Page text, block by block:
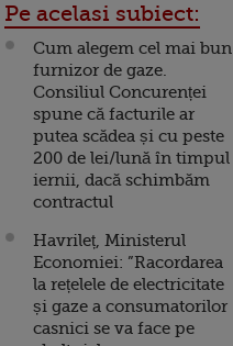
Pe acelasi subiect:
Cum alegem cel mai bun
furnizor de gaze.
Consiliul Concurenței
spune că facturile ar
putea scădea și cu peste
200 de lei/lună în timpul
iernii, dacă schimbăm
contractul
Havrileț, Ministerul
Economiei: ”Racordarea
la rețelele de electricitate
și gaze a consumatorilor
casnici se va face pe